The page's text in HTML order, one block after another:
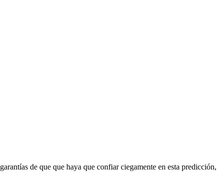
de que que haya que confiar ciegamente en esta predicción,